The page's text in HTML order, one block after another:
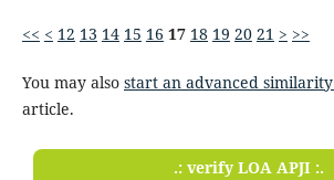
<< < 12 13 14 15 16 17 18 19 20 21 > >>
You may also start an advanced
article.
.: verify LOA APJI :.